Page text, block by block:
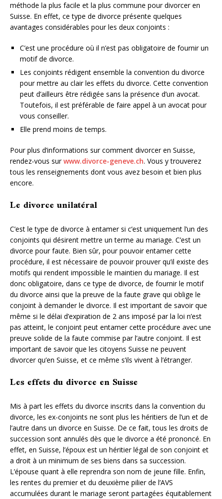
méthode la plus facile et la plus commune pour divorcer en
Suisse. En effet, ce type de divorce présente quelques
avantages considérables pour les deux conjoints :
C’est une procédure où il n’est pas obligatoire de fournir un
motif de divorce.
Les conjoints rédigent ensemble la convention du divorce
pour mettre au clair les effets du divorce. Cette convention
peut d’ailleurs être rédigée sans la présence d’un avocat.
Toutefois, il est préférable de faire appel à un avocat pour
vous conseiller.
Elle prend moins de temps.
Pour plus d’informations sur comment divorcer en Suisse,
rendez-vous surwww.divorce-geneve.ch. Vous y trouverez
tous les renseignements dont vous avez besoin et bien plus
encore.
Le divorce unilatéral
C’est le type de divorce à entamer si c’est uniquement l’un des
conjoints qui désirent mettre un terme au mariage. C’est un
divorce pour faute. Bien sûr, pour pouvoir entamer cette
procédure, il est nécessaire de pouvoir prouver qu’il existe des
motifs qui rendent impossible le maintien du mariage. Il est
donc obligatoire, dans ce type de divorce, de fournir le motif
du divorce ainsi que la preuve de la faute grave qui oblige le
conjoint à demander le divorce. Il est important de savoir que
même si le délai d’expiration de 2 ans imposé par la loi n’est
pas atteint, le conjoint peut entamer cette procédure avec une
preuve solide de la faute commise par l’autre conjoint. Il est
important de savoir que les citoyens Suisse ne peuvent
divorcer qu’en Suisse, et ce même s’ils vivent à l’étranger.
Les effets du divorce en Suisse
Mis à part les effets du divorce inscrits dans la convention du
divorce, les ex-conjoints ne sont plus les héritiers de l’un et de
l’autre dans un divorce en Suisse. De ce fait, tous les droits de
succession sont annulés dès que le divorce a été prononcé. En
effet, en Suisse, l’époux est un héritier légal de son conjoint et
a droit à un minimum de ses biens dans sa succession.
L’épouse quant à elle reprendra son nom de jeune fille. Enfin,
les rentes du premier et du deuxième pilier de l’AVS
accumulées durant le mariage seront partagées équitablement